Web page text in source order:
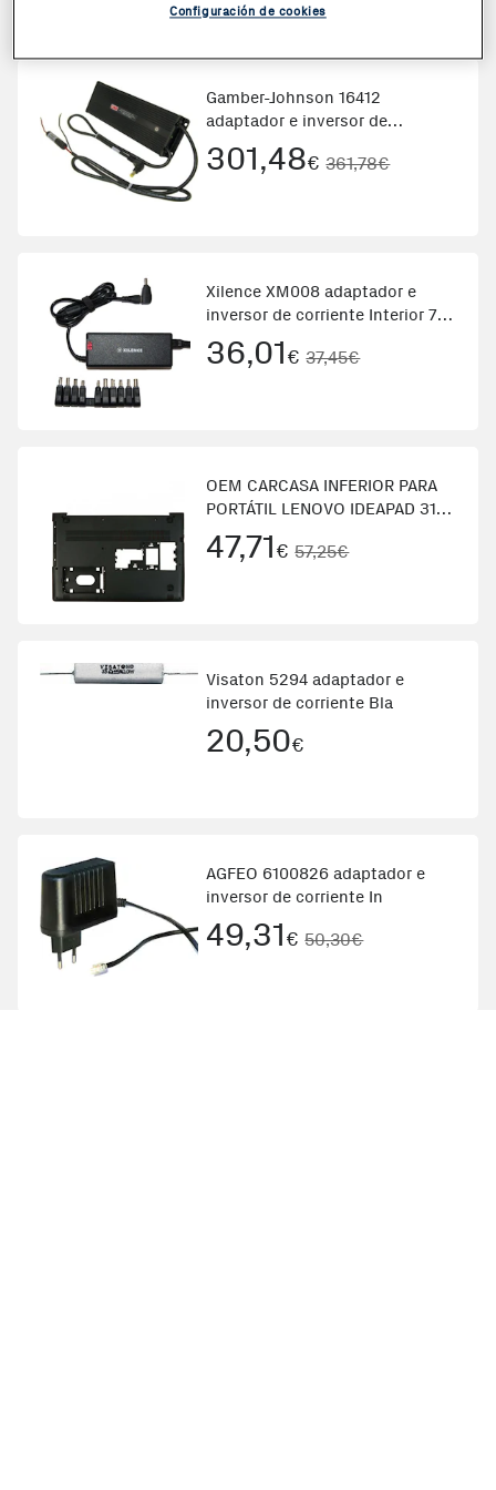
Gamber-Johnson 16412
adaptador e inversor de
corriente Interior Negro
301,48€ 361,78€
Xilence XM008 adaptador e
inversor de corriente Interior 75
W Negro
36,01€ 37,45€
OEM CARCASA INFERIOR PARA
PORTÁTIL LENOVO IDEAPAD 310-
15 310-15ISK AP10T000C00
47,71€ 57,25€
Visaton 5294 adaptador e
inversor de corriente Bla
20,50€
AGFEO 6100826 adaptador e
inversor de corriente In
49,31€ 50,30€
Configuración de cookies